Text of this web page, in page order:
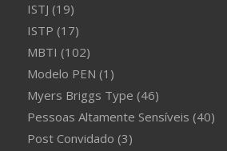
ISTJ (19)
ISTP (17)
MBTI (102)
Modelo PEN (1)
Myers Briggs Type (46)
Pessoas Altamente Sensíveis (40)
Post Convidado (3)